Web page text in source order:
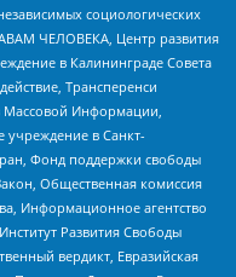
социологических
ЧЕЛОВЕКА, Центр развития
в Калининграде Совета
Трансперенси
Информации,
учреждение в Санкт-
Фонд поддержки свободы
Общественная комиссия
Информационное агентство
Развития Свободы
вердикт, Евразийская